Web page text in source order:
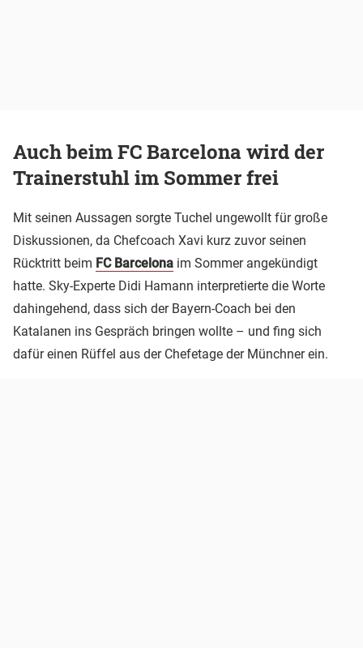
Auch beim FC Barcelona wird der
Trainerstuhl im Sommer frei
Mit seinen Aussagen sorgte Tuchel ungewollt für große
Diskussionen, da Chefcoach Xavi kurz zuvor seinen
Rücktritt beim FC Barcelona im Sommer angekündigt
hatte. Sky-Experte Didi Hamann interpretierte die Worte
dahingehend, dass sich der Bayern-Coach bei den
Katalanen ins Gespräch bringen wollte – und fing sich
dafür einen Rüffel aus der Chefetage der Münchner ein.